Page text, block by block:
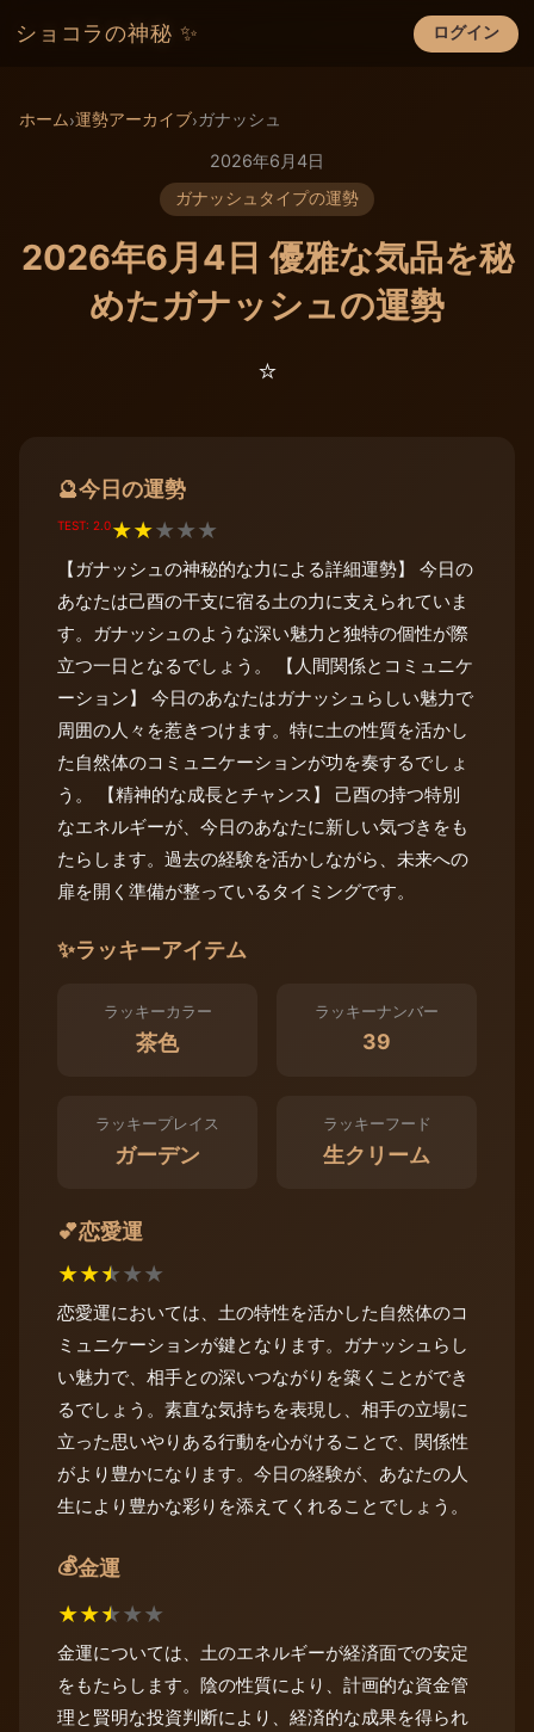
ショコラの神秘 ✨ ログイン
×
ホーム›運勢アーカイブ›ガナッシュ
2026年6月4日
ガナッシュタイプの運勢
2026年6月4日 優雅な気品を秘
めたガナッシュの運勢
⭐️
🔮今日の運勢
TEST: 2.0★★★★★
【ガナッシュの神秘的な力による詳細運勢】 今日の
あなたは己酉の干支に宿る土の力に支えられていま
す。ガナッシュのような深い魅力と独特の個性が際
立つ一日となるでしょう。 【人間関係とコミュニケ
ーション】 今日のあなたはガナッシュらしい魅力で
周囲の人々を惹きつけます。特に土の性質を活かし
た自然体のコミュニケーションが功を奏するでしょ
う。 【精神的な成長とチャンス】 己酉の持つ特別
なエネルギーが、今日のあなたに新しい気づきをも
たらします。過去の経験を活かしながら、未来への
扉を開く準備が整っているタイミングです。
✨ラッキーアイテム
ラッキーカラー
茶色
ラッキーナンバー
39
ラッキープレイス
ガーデン
ラッキーフード
生クリーム
💕恋愛運
★★★★★
恋愛運においては、土の特性を活かした自然体のコ
ミュニケーションが鍵となります。ガナッシュらし
い魅力で、相手との深いつながりを築くことができ
るでしょう。素直な気持ちを表現し、相手の立場に
立った思いやりある行動を心がけることで、関係性
がより豊かになります。今日の経験が、あなたの人
生により豊かな彩りを添えてくれることでしょう。
💰金運
★★★★★
金運については、土のエネルギーが経済面での安定
をもたらします。陰の性質により、計画的な資金管
理と賢明な投資判断により、経済的な成果を得られ